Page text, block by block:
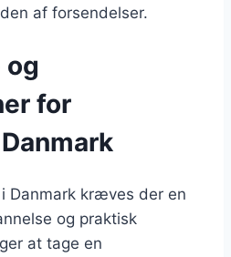
af forsendelser.
og
for
Danmark kræves der en
og praktisk
at tage en